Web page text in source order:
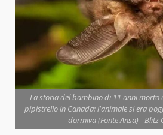
La storia del bambino di 11 anni morto
pipistrello in Canada: l'animale si era
dormiva (Fonte Ansa) - Blitz